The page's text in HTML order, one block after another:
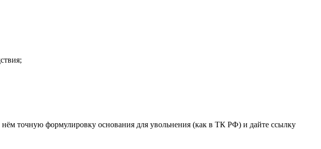
точную формулировку основания для увольнения (как в ТК РФ) и дайте ссылку